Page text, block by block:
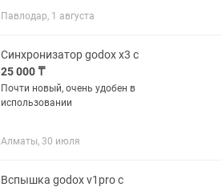
Павлодар, 1 августа
Синхронизатор godox x3 c
25 000 ₸
Почти новый, очень удобен в
использовании
Алматы, 30 июля
Вспышка godox v1pro c